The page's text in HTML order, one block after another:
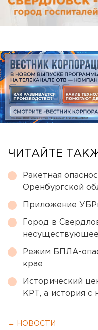
ЧИТАЙТЕ
Ракетная
Оренбургской
Приложение
Город в
Режим БПЛА-
крае
Исторический
КРТ, а история с
← НОВОСТИ